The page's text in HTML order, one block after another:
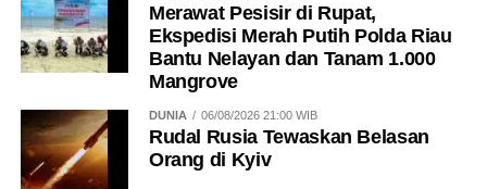
Merawat Pesisir di Rupat,
Ekspedisi Merah Putih Polda Riau
Bantu Nelayan dan Tanam 1.000
Mangrove
DUNIA 06/08/2026 21:00 WIB
Rudal Rusia Tewaskan Belasan
Orang di Kyiv